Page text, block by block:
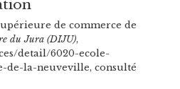
de commerce de
du Jura (DIJU),
detail/6020-ecole-
de-la-neuveville, consulté